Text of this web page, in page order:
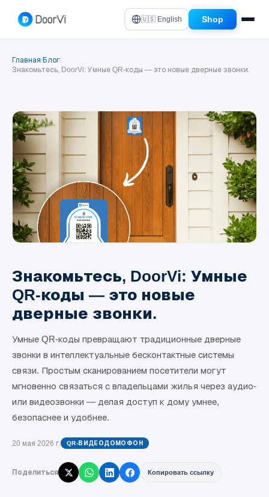
🇺🇸 English Shop
Главная/Блог/
Знакомьтесь, DoorVi: Умные QR-коды — это новые дверные звонки.
Знакомьтесь, DoorVi: Умные
QR-коды — это новые
дверные звонки.
Умные QR-коды превращают традиционные дверные
звонки в интеллектуальные бесконтактные системы
связи. Простым сканированием посетители могут
мгновенно связаться с владельцами жилья через аудио-
или видеозвонки — делая доступ к дому умнее,
безопаснее и удобнее.
20 мая 2026 г. QR-ВИДЕОДОМОФОН
Поделиться Копировать ссылку